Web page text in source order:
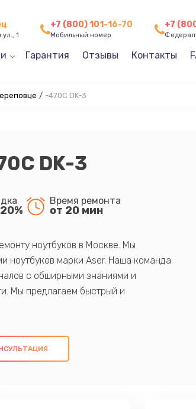
1
+7 (800) 101-16-70
Мобильный номер
+7
Гарантия Отзывы Контакты
/ -470C DK-3
DK-3
Время ремонта
от 20 мин
ноутбуков в Москве. Мы
ноутбуков марки Aser. Наша команда
с обширными знаниями и
Мы предлагаем быстрый и
оригинальных компонентов, а также
обслуживание, удовлетворяя их
записаться на ремонт уже